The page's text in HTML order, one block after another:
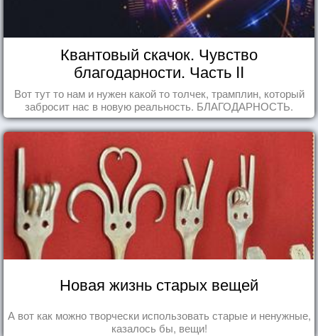
Квантовый скачок. Чувство
благодарности. Часть II
Вот тут то нам и нужен какой то толчек, трамплин, который
забросит нас в новую реальность. БЛАГОДАРНОСТЬ.
Новая жизнь старых вещей
А вот как можно творчески использовать старые и ненужные,
казалось бы, вещи!